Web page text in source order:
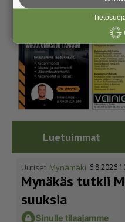
Luetuimmat
Uutiset Mynämäki 6.8.2026
Mynäkäs tutkii
suuksia